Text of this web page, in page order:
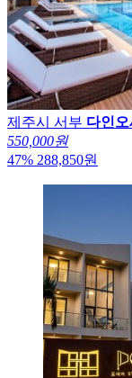
제주시 서부 다인
550,000원
47% 288,850원